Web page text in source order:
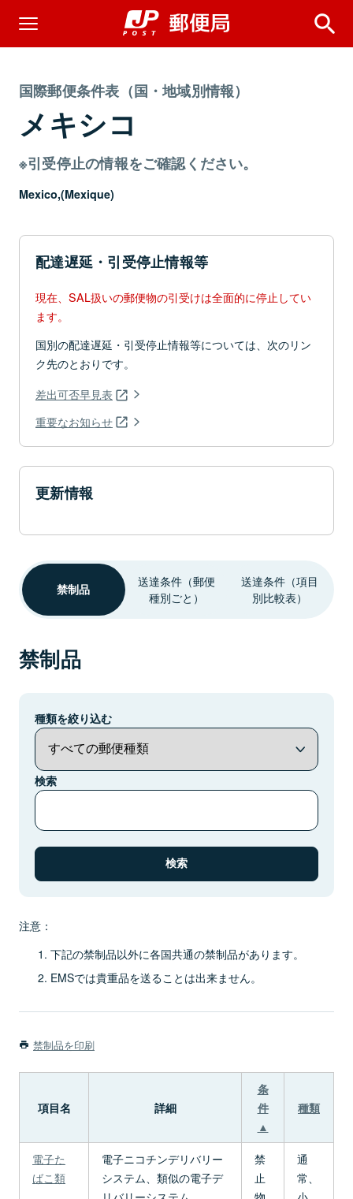
国際郵便条件表（国・地域別情報）
メキシコ
※引受停止の情報をご確認ください。
Mexico,(Mexique)
配達遅延・引受停止情報等
現在、SAL扱いの郵便物の引受けは全面的に停止してい
ます。
国別の配達遅延・引受停止情報等については、次のリン
ク先のとおりです。
差出可否早見表
重要なお知らせ
更新情報
禁制品
送達条件（郵便
種別ごと）
送達条件（項目
別比較表）
禁制品
種類を絞り込む
検索
注意：
下記の禁制品以外に各国共通の禁制品があります。
EMSでは貴重品を送ることは出来ません。
禁制品を印刷
項目名 詳細
条
件
▲
種類
電子た
ばこ類
電子ニコチンデリバリー
システム、類似の電子デ
禁
止
通
常、